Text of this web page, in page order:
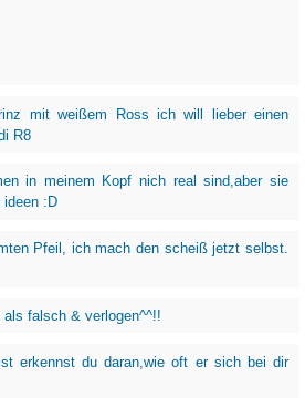
mit weißem Ross ich will lieber einen
R8
in meinem Kopf nich real sind,aber sie
ideen :D
Pfeil, ich mach den scheiß jetzt selbst.
falsch & verlogen^^!!
erkennst du daran,wie oft er sich bei dir